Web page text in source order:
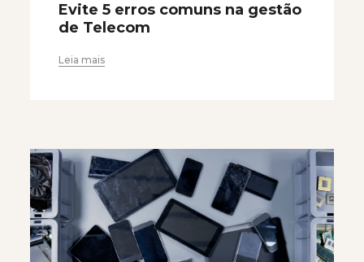
Evite 5 erros comuns na gestão
de Telecom
Leia mais